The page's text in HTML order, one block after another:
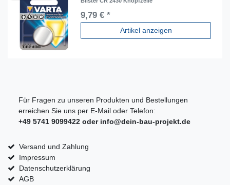
9,79 € *
Artikel anzeigen
Für Fragen zu unseren Produkten und Bestellungen
erreichen Sie uns per E-Mail oder Telefon:
+49 5741 9099422 oder info@dein-bau-projekt.de
Versand und Zahlung
Impressum
Datenschutzerklärung
AGB